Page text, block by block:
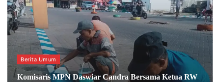
Berita Umum
Komisaris MPN Daswiar Candra Bersama Ketua RW